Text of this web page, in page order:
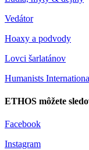
Vedátor
Hoaxy a podvody
Lovci šarlatánov
Humanists
ETHOS môžete
Facebook
Instagram